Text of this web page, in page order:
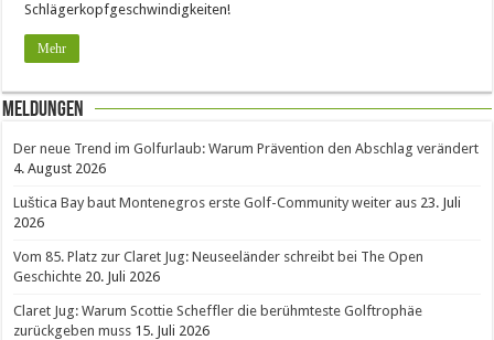
Schlägerkopfgeschwindigkeiten!
Mehr
Meldungen
Der neue Trend im Golfurlaub: Warum Prävention den Abschlag verändert
4. August 2026
Luštica Bay baut Montenegros erste Golf-Community weiter aus 23. Juli
2026
Vom 85. Platz zur Claret Jug: Neuseeländer schreibt bei The Open
Geschichte 20. Juli 2026
Claret Jug: Warum Scottie Scheffler die berühmteste Golftrophäe
zurückgeben muss 15. Juli 2026